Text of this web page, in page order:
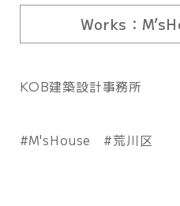
Works：
KOB建築設計事務所
M'sHouse 荒川区